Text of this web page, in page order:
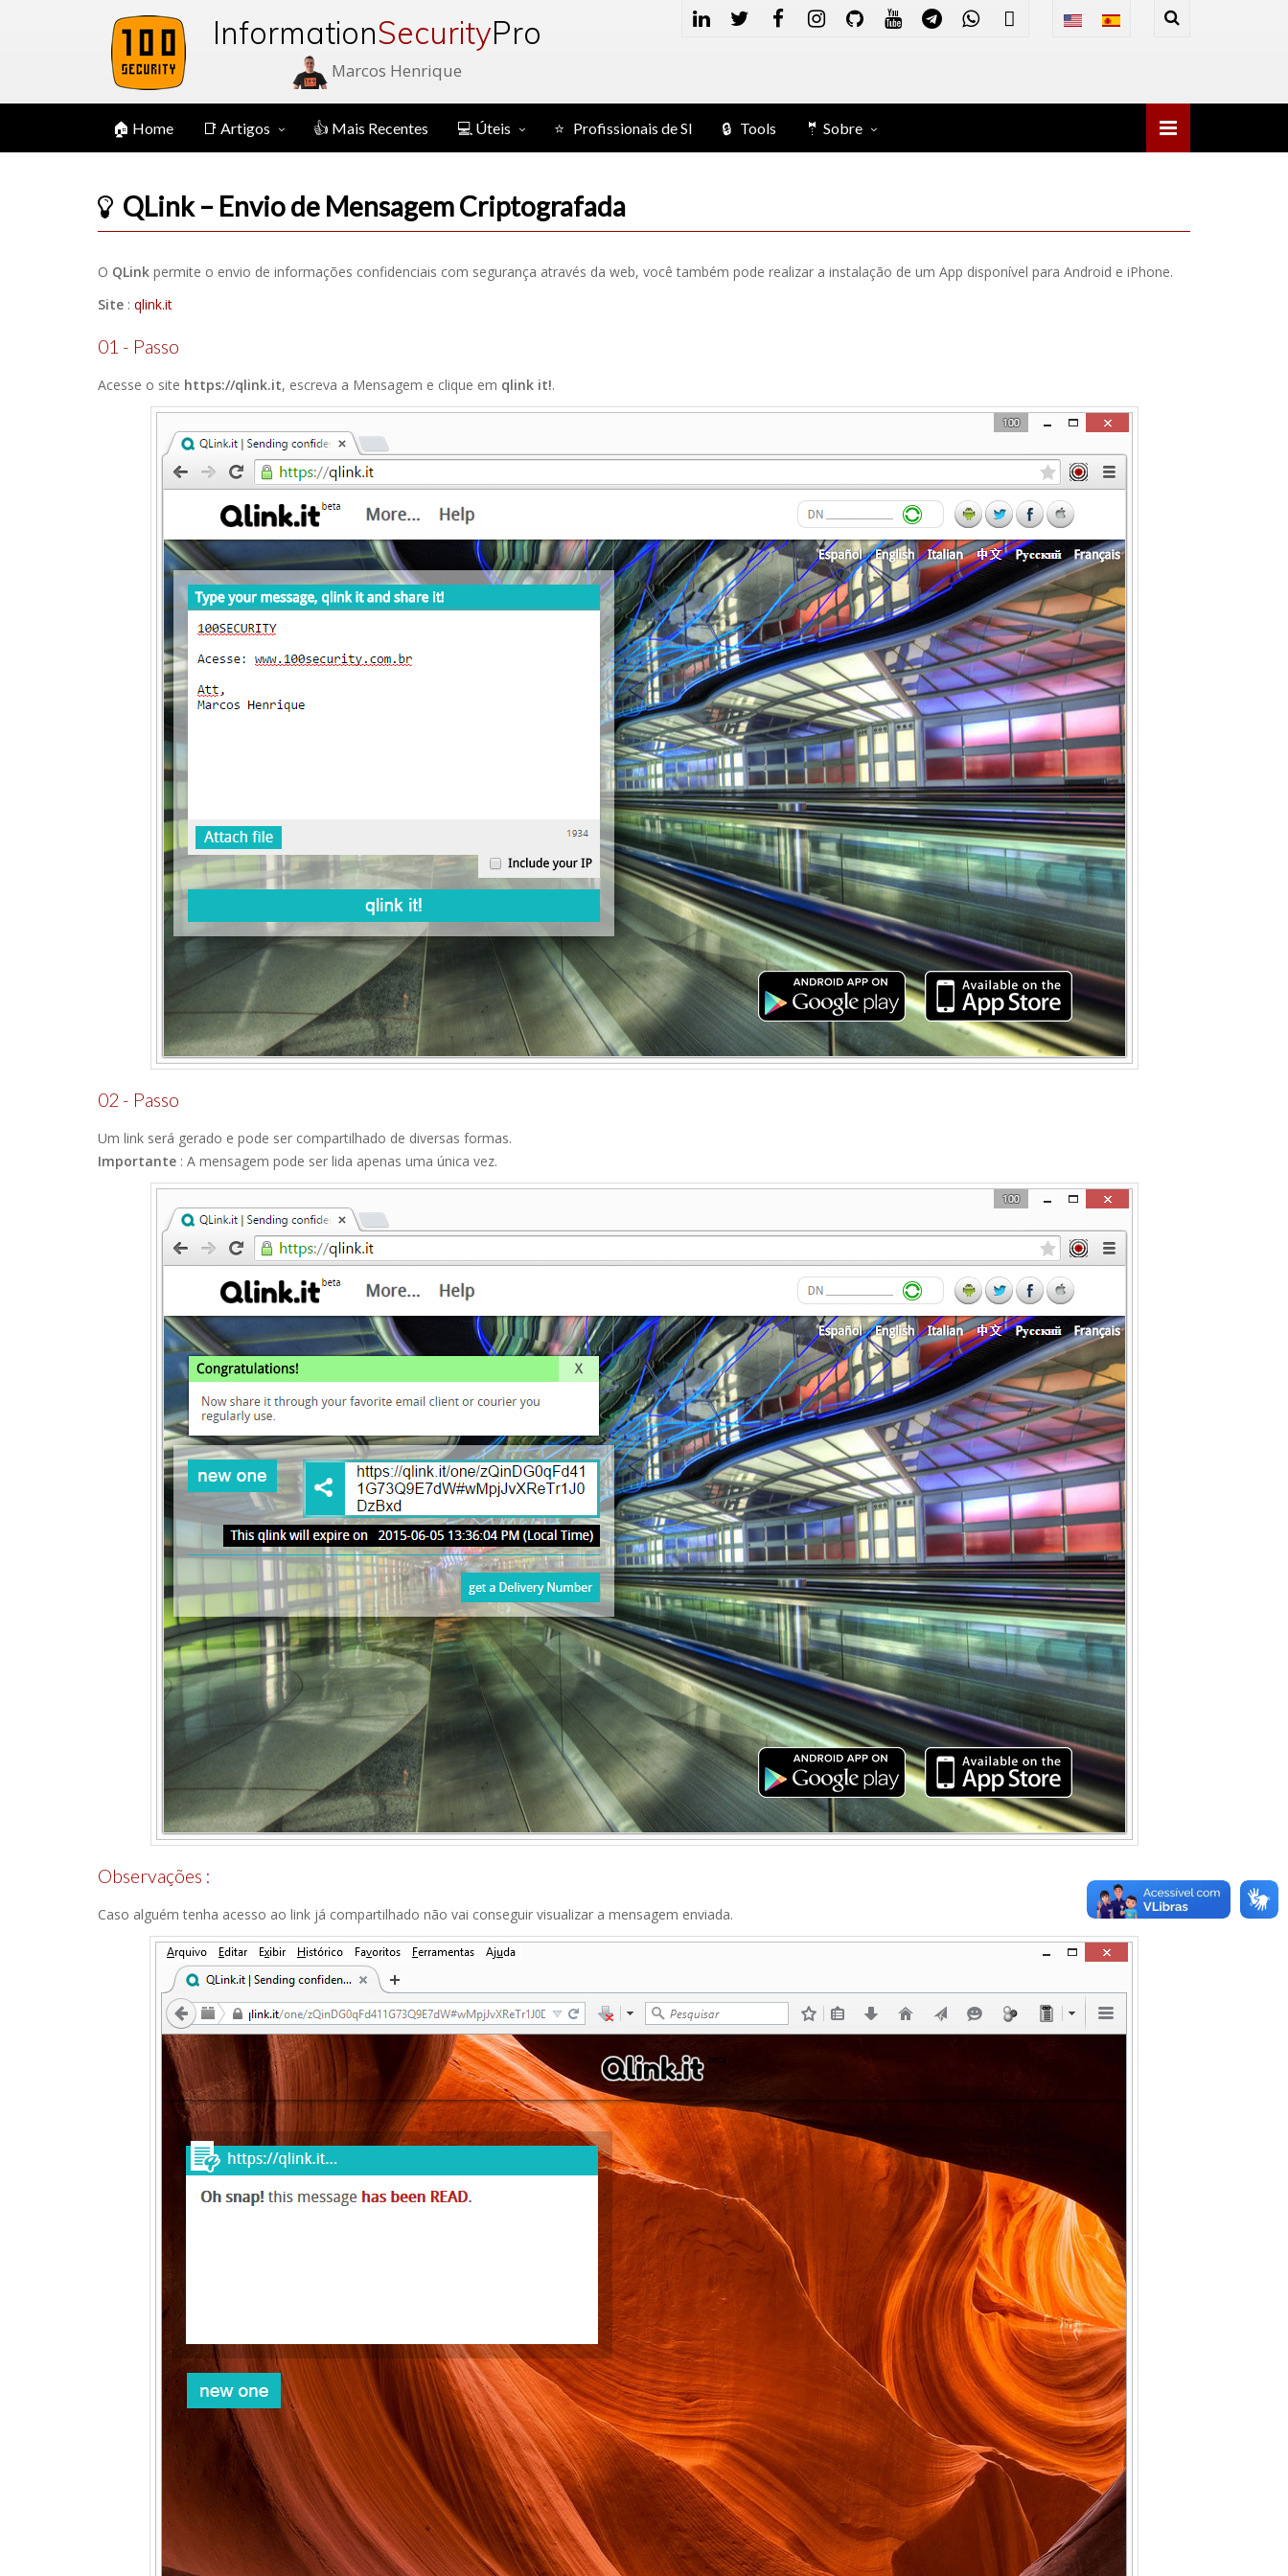
InformationSecurityPro
Marcos Henrique
🏠 Home 📑 Artigos 👍 Mais Recentes 💻 Úteis ⭐ Profissionais de SI 🔒 Tools 🤵 Sobre
QLink – Envio de Mensagem Criptografada
O QLink permite o envio de informações confidenciais com segurança através da web, você também pode realizar a instalação de um App disponível para Android e iPhone.
Site : qlink.it
01 - Passo
Acesse o site https://qlink.it, escreva a Mensagem e clique em qlink it!.
02 - Passo
Um link será gerado e pode ser compartilhado de diversas formas.
Importante : A mensagem pode ser lida apenas uma única vez.
Observações :
Caso alguém tenha acesso ao link já compartilhado não vai conseguir visualizar a mensagem enviada.